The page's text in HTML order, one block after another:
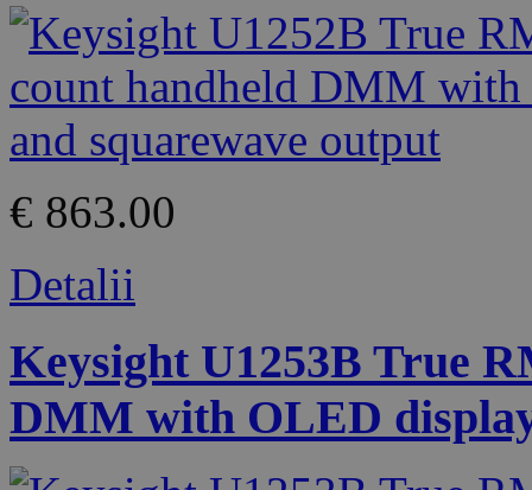
€ 863.00
Detalii
Keysight U1253B True
DMM with OLED